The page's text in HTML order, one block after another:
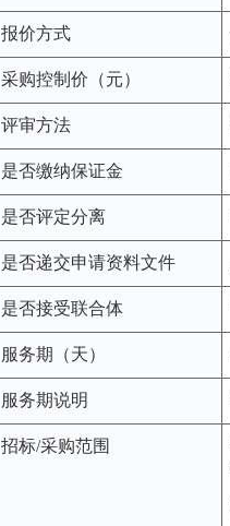
报价方式
采购控制价（元）
评审方法
是否缴纳保证金
是否评定分离
是否递交申请资料文件
是否接受联合体
服务期（天）
服务期说明
招标/采购范围